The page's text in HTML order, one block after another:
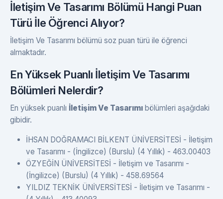
İletişim Ve Tasarımı Bölümü Hangi Puan
Türü İle Öğrenci Alıyor?
İletişim Ve Tasarımı bölümü soz puan türü ile öğrenci
almaktadır.
En Yüksek Puanlı İletişim Ve Tasarımı
Bölümleri Nelerdir?
En yüksek puanlı İletişim Ve Tasarımı bölümleri aşağıdaki
gibidir.
İHSAN DOĞRAMACI BİLKENT ÜNİVERSİTESİ - İletişim
ve Tasarımı - (İngilizce) (Burslu) (4 Yıllık) - 463.00403
ÖZYEĞİN ÜNİVERSİTESİ - İletişim ve Tasarımı -
(İngilizce) (Burslu) (4 Yıllık) - 458.69564
YILDIZ TEKNİK ÜNİVERSİTESİ - İletişim ve Tasarımı -